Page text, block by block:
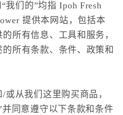
我们的”均指 Ipoh Fresh
提供本网站，包括本
所有信息、工具和服务，
所有条款、条件、政策和
从我们这里购买商品，
同意遵守以下条款和条件